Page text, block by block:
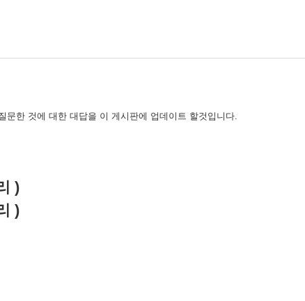
한 것에 대한 대답을 이 게시판에 업데이트 할것입니다.
)
)